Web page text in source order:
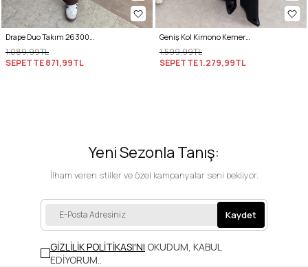
1.089,99TL
SEPETTE871,99TL
1.599,99TL
SEPETTE1.279,99TL
Yeni Sezonla Tanış:
İlham veren stiller ve özel kampanyalar seni bekliyor.
Kaydet
GİZLİLİK POLİTİKASI'NI OKUDUM, KABUL
EDİYORUM.